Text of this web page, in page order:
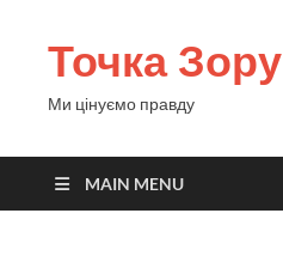
Точка Зору
Ми цінуємо правду
MAIN MENU